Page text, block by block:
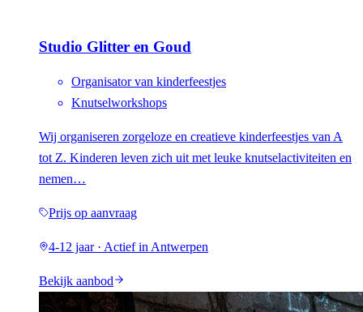
Studio Glitter en Goud
Organisator van kinderfeestjes
Knutselworkshops
Wij organiseren zorgeloze en creatieve kinderfeestjes van A
tot Z. Kinderen leven zich uit met leuke knutselactiviteiten en
nemen…
Prijs op aanvraag
4-12 jaar · Actief in Antwerpen
Bekijk aanbod